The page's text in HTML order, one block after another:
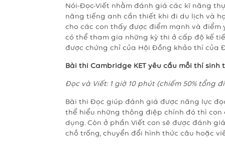
Nói-Đọc-Viết nhằm đánh giá các kĩ năng
năng tiếng anh cần thiết khi đi du lịch và
cho các con thấy được điểm mạnh và điểm
có thể tham gia những kỳ thi ở cấp độ kế
được chứng chỉ của Hội Đồng khảo thí của
Bài thi Cambridge KET yêu cầu mỗi thí
Đọc và Viết: 1 giờ 10 phút (chiếm 50% tổng
Bài thi Đọc giúp đánh giá được năng lực
thể hiểu những thông điệp chính đó thì
dụng. Còn ở phần Viết con sẽ được đánh
chỗ trống, chuyển đổi hình thức câu hoặc